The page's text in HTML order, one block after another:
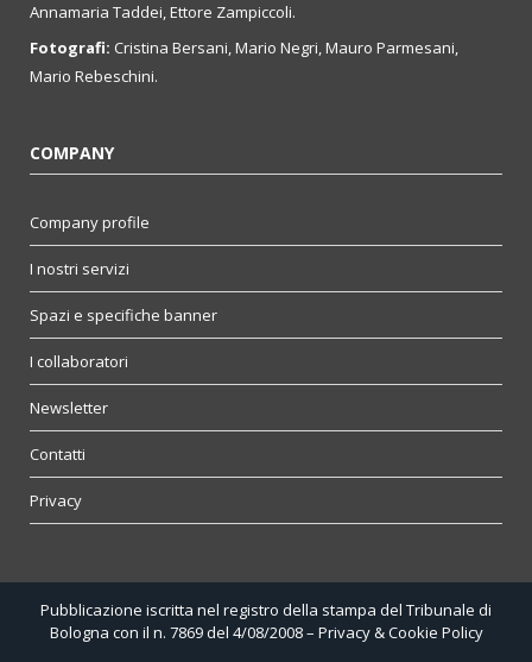
Annamaria Taddei, Ettore Zampiccoli.
Fotografi: Cristina Bersani, Mario Negri, Mauro Parmesani,
Mario Rebeschini.
COMPANY
Company profile
I nostri servizi
Spazi e specifiche banner
I collaboratori
Newsletter
Contatti
Privacy
Pubblicazione iscritta nel registro della stampa del Tribunale di
Bologna con il n. 7869 del 4/08/2008 – Privacy & Cookie Policy